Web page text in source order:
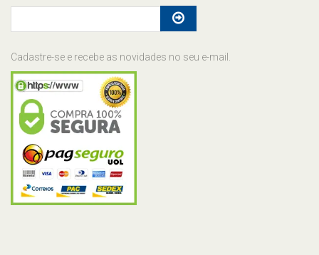
Cadastre-se e recebe as novidades no seu e-mail.